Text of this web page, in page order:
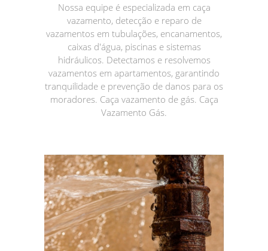
Nossa equipe é especializada em caça
vazamento, detecção e reparo de
vazamentos em tubulações, encanamentos,
caixas d'água, piscinas e sistemas
hidráulicos. Detectamos e resolvemos
vazamentos em apartamentos, garantindo
tranquilidade e prevenção de danos para os
moradores. Caça vazamento de gás. Caça
Vazamento Gás.